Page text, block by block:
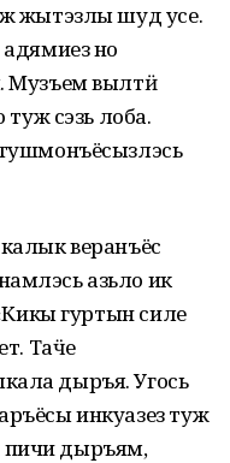
ӧжытэзлы шуд усе.
но
Музъем вылтӥ
туж сэзь лоба.
веранъёс
азьло ик
гуртын силе
Таӵе
дыръя. Угось
инкуазез туж
дыръям,